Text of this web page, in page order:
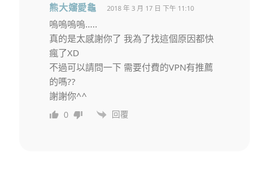
熊大嬸愛龜 2018 年 3 月 17 日 下午 11:10
嗚嗚嗚嗚…..
真的是太感謝你了 我為了找這個原因都快
瘋了XD
不過可以請問一下 需要付費的VPN有推薦
的嗎??
謝謝你^^
0 回覆